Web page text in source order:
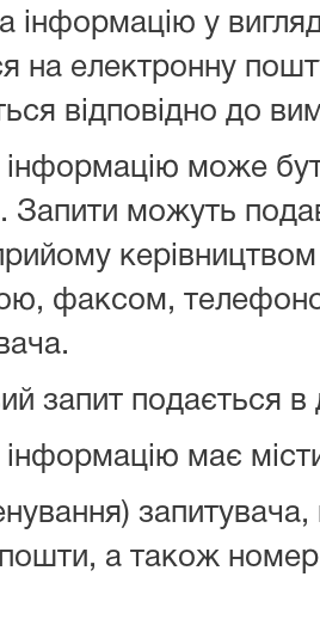
інформацію у
на електронну
відповідно до
може
Запити можуть
факсом,
запит подається в
має
пошти, а також